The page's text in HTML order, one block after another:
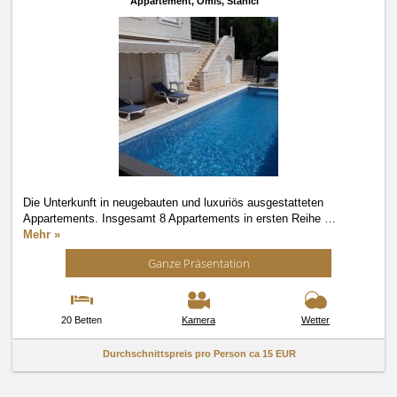
Die Unterkunft in neugebauten und luxuriös ausgestatteten
Appartements. Insgesamt 8 Appartements in ersten Reihe …
Mehr »
Ganze Präsentation
20 Betten Kamera Wetter
Durchschnittspreis pro Person ca 15 EUR